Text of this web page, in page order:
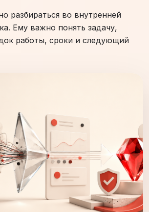
разбираться во внутренней
Ему важно понять задачу,
работы, сроки и следующий